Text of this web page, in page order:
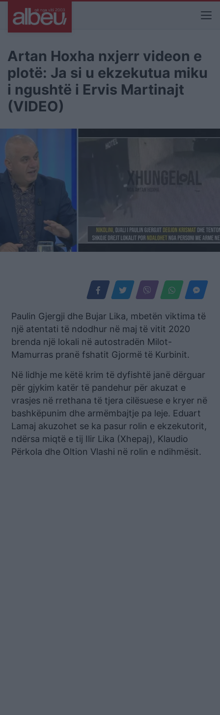
Artan Hoxha nxjerr videon e
plotë: Ja si u ekzekutua miku
i ngushtë i Ervis Martinajt
(VIDEO)
Paulin Gjergji dhe Bujar Lika, mbetën viktima të
një atentati të ndodhur në maj të vitit 2020
brenda një lokali në autostradën Milot-
Mamurras pranë fshatit Gjormë të Kurbinit.
Në lidhje me këtë krim të dyfishtë janë dërguar
për gjykim katër të pandehur për akuzat e
vrasjes në rrethana të tjera cilësuese e kryer në
bashkëpunim dhe armëmbajtje pa leje. Eduart
Lamaj akuzohet se ka pasur rolin e ekzekutorit,
ndërsa miqtë e tij Ilir Lika (Xhepaj), Klaudio
Përkola dhe Oltion Vlashi në rolin e ndihmësit.